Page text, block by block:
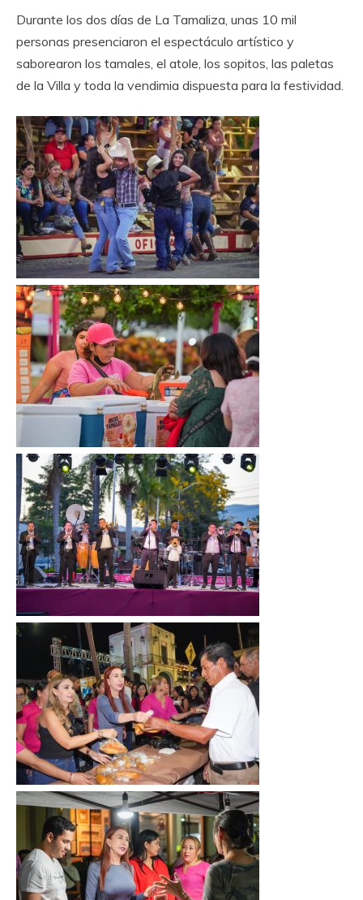
Durante los dos días de La Tamaliza, unas 10 mil
personas presenciaron el espectáculo artístico y
saborearon los tamales, el atole, los sopitos, las paletas
de la Villa y toda la vendimia dispuesta para la festividad.